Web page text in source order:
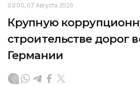
03:00, 07 Августа 2026
Крупную
строительстве дорог
Германии